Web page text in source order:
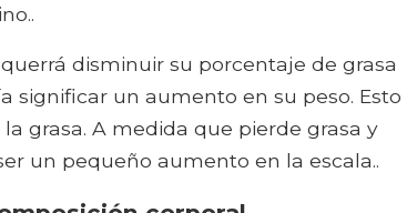
disminuir su porcentaje de grasa
significar un aumento en su peso. Esto
grasa. A medida que pierde grasa y
un pequeño aumento en la escala..